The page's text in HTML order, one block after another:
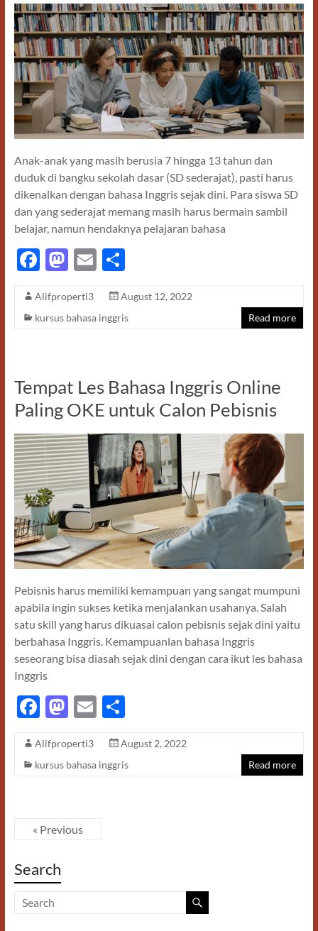
Anak-anak yang masih berusia 7 hingga 13 tahun dan
duduk di bangku sekolah dasar (SD sederajat), pasti harus
dikenalkan dengan bahasa Inggris sejak dini. Para siswa SD
dan yang sederajat memang masih harus bermain sambil
belajar, namun hendaknya pelajaran bahasa
F
e
b
k
M
to
d
E
ail
S
ar
e
Alifproperti3
August 12, 2022
kursus bahasa inggris
Read more
Tempat Les Bahasa Inggris Online
Paling OKE untuk Calon Pebisnis
Pebisnis harus memiliki kemampuan yang sangat mumpuni
apabila ingin sukses ketika menjalankan usahanya. Salah
satu skill yang harus dikuasai calon pebisnis sejak dini yaitu
berbahasa Inggris. Kemampuanlan bahasa Inggris
seseorang bisa diasah sejak dini dengan cara ikut les bahasa
Inggris
F
e
b
o
k
M
to
d
E
ail
S
ar
e
Alifproperti3
August 2, 2022
kursus bahasa inggris
Read more
« Previous
Search